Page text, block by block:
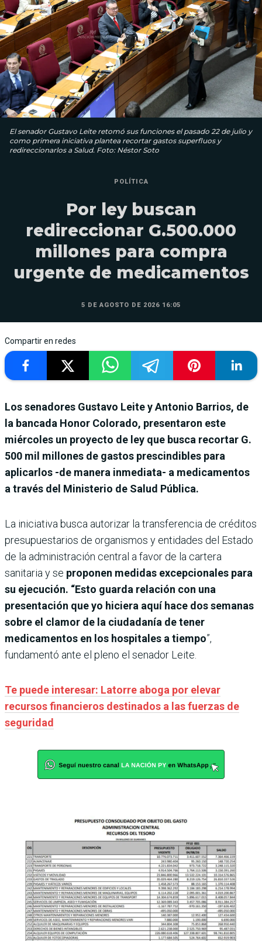
El senador Gustavo Leite retomó sus funciones el pasado 22 de julio y
como primera iniciativa plantea recortar gastos superfluos y
redireccionarlos a Salud. Foto: Néstor Soto
POLÍTICA
Por ley buscan
redireccionar G.500.000
millones para compra
urgente de medicamentos
5 DE AGOSTO DE 2026 16:05
Compartir en redes
Los senadores Gustavo Leite y Antonio Barrios, de
la bancada Honor Colorado, presentaron este
miércoles un proyecto de ley que busca recortar G.
500 mil millones de gastos prescindibles para
aplicarlos -de manera inmediata- a medicamentos
a través del Ministerio de Salud Pública.
La iniciativa busca autorizar la transferencia de créditos
presupuestarios de organismos y entidades del Estado
de la administración central a favor de la cartera
sanitaria y se proponen medidas excepcionales para
su ejecución. “Esto guarda relación con una
presentación que yo hiciera aquí hace dos semanas
sobre el clamor de la ciudadanía de tener
medicamentos en los hospitales a tiempo”,
fundamentó ante el pleno el senador Leite.
Te puede interesar: Latorre aboga por elevar
recursos financieros destinados a las fuerzas de
seguridad